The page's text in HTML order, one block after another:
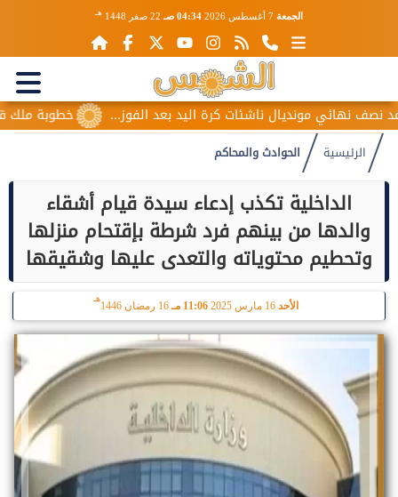
الجمعة 04:34 صـ 22 صفر 1448 هـ
خطوبة ملك قورة مونديال ناشئات كرة اليد بعد الفوز...
الرئيسية الحوادث والمحاكم
الداخلية تكذب إدعاء سيدة قيام أشقاء
والدها من بينهم فرد شرطة بإقتحام منزلها
وتحطيم محتوياته والتعدى عليها وشقيقها
الأحد 16 مارس 2025 11:06 مـ 16 رمضان 1446
هـ